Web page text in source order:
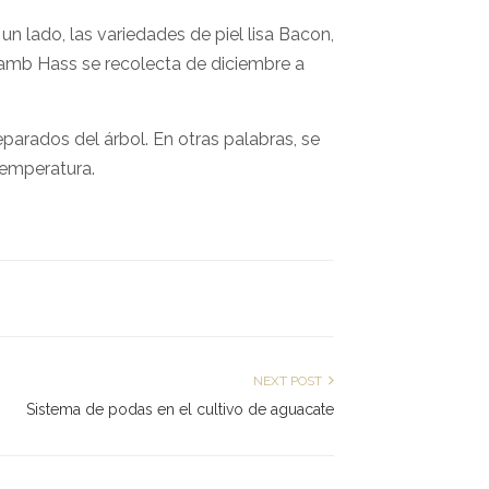
lado, las variedades de piel lisa Bacon,
Hass se recolecta de diciembre a
del árbol. En otras palabras, se
NEXT POST
Sistema de podas en el cultivo de aguacate